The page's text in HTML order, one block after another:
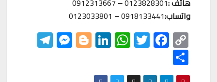
هاتف :0123828301
–
0912313667
واتساب:0918133441
–
0123033801
C
o
p
F
ac
eb
T
wi
tt
W
h
at
Li
nk
ed
Bl
o
M
es S
h